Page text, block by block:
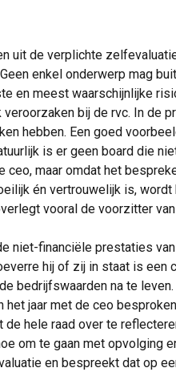
uit de verplichte
enkel onderwerp mag
en meest waarschijnlijke
bij de rvc. In de
hebben. Een goed
is er geen board die
maar omdat het
én vertrouwelijk is, wordt
vooral de voorzitter
niet-financiële prestaties
hij of zij in staat is een
bedrijfswaarden na te
jaar met de ceo
hele raad over te
om te gaan met opvolging
en bespreekt dat op